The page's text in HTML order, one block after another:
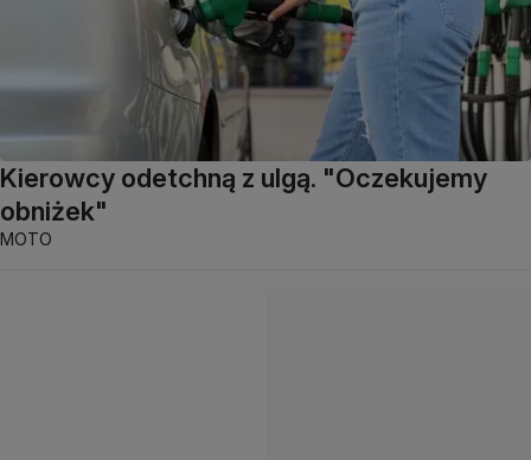
Kierowcy odetchną z ulgą. "Oczekujemy
obniżek"
MOTO